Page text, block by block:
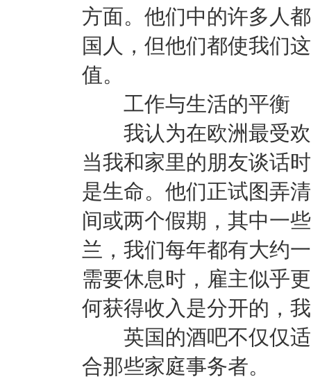
方面。他们中的许多人
国人，但他们都使我们
值。
工作与生活的平衡
我认为在欧洲最受欢
当我和家里的朋友谈话
是生命。他们正试图弄
间或两个假期，其中一
兰，我们每年都有大约
需要休息时，雇主似乎
何获得收入是分开的，
英国的酒吧不仅仅适
合那些家庭事务者。